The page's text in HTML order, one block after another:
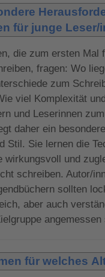
für junge Leser/
die zum ersten Mal
fragen: Wo
zum
viel Komplexität
und Leserinnen
daher ein
Stil. Sie lernen die
wirkungsvoll und
schreiben. Autor/
sollten
aber auch
angemessen
für welches